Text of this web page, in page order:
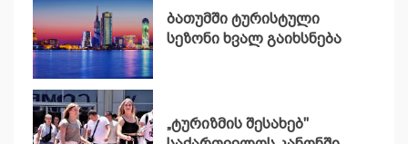
ბათუმში ტურისტული
სეზონი ხვალ გაიხსნება
„ტურიზმის შესახებ"